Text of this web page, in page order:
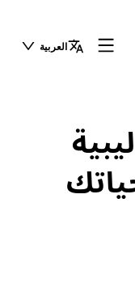
العربية